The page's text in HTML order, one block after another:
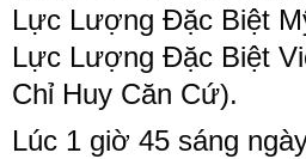
Lực Lượng Đặc Biệt
Lực Lượng Đặc Biệt
Chỉ Huy Căn Cứ).
Lúc 1 giờ 45 sáng